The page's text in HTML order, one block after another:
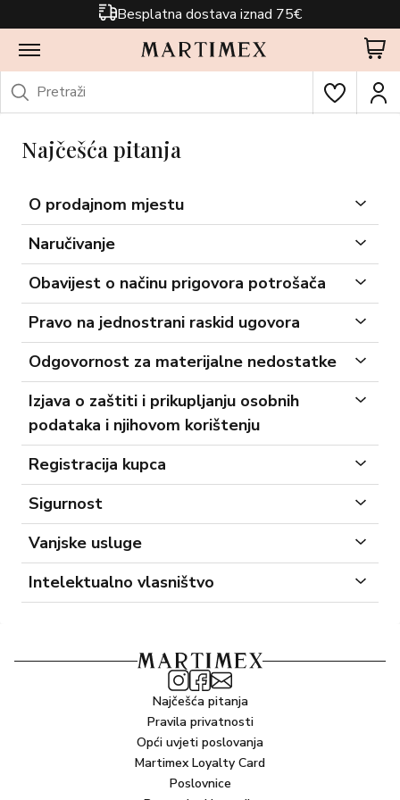
Besplatna dostava iznad 75€
Najčešća pitanja
O prodajnom mjestu
webshop@martimex.hr
Naručivanje
Obavijest o načinu prigovora potrošača
webshop@martimex.hr
Pravo na jednostrani raskid ugovora
Odgovornost za materijalne nedostatke
tražiti uklanjanje nedostataka
dobiti drugi proizvod bez nedostatka,
Izjava o zaštiti i prikupljanju osobnih
podataka i njihovom korištenju
Registracija kupca
Sigurnost
webshop@martimex.hr
Vanjske usluge
martimex.hr
Intelektualno vlasništvo
martimex.hr
marketing@martimex.hr
Najčešća pitanja
Pravila privatnosti
Opći uvjeti poslovanja
Martimex Loyalty Card
Poslovnice